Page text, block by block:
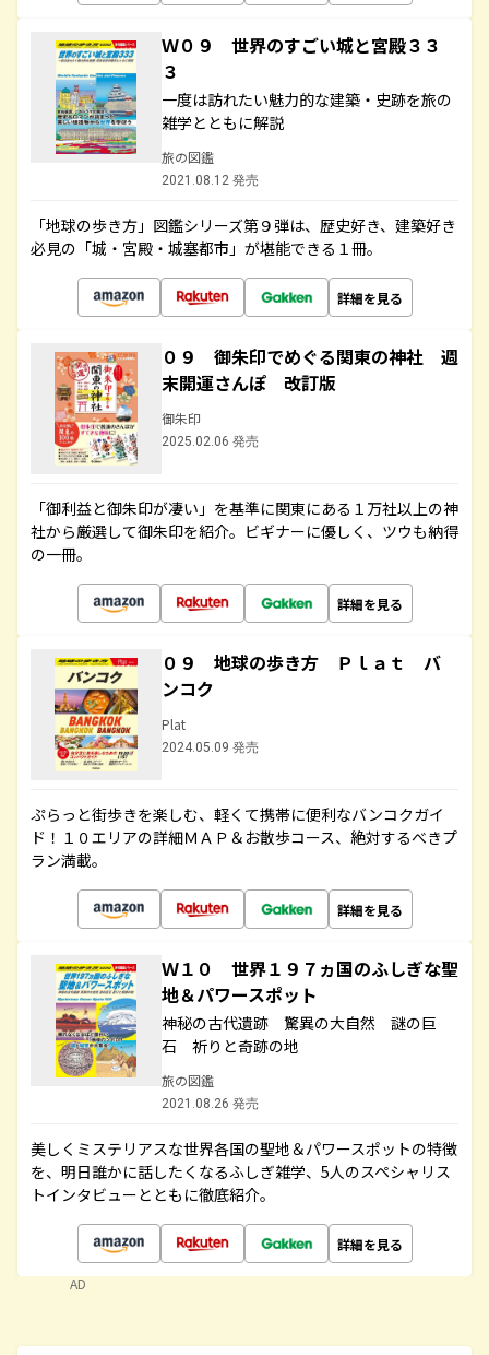
Ｗ０９ 世界のすごい城と宮殿３３
３
一度は訪れたい魅力的な建築・史跡を旅の
雑学とともに解説
旅の図鑑
2021.08.12 発売
「地球の歩き方」図鑑シリーズ第９弾は、歴史好き、建築好き
必見の「城・宮殿・城塞都市」が堪能できる１冊。
詳細を見る
０９ 御朱印でめぐる関東の神社 週
末開運さんぽ 改訂版
御朱印
2025.02.06 発売
「御利益と御朱印が凄い」を基準に関東にある１万社以上の神
社から厳選して御朱印を紹介。ビギナーに優しく、ツウも納得
の一冊。
詳細を見る
０９ 地球の歩き方 Ｐｌａｔ バ
ンコク
Plat
2024.05.09 発売
ぷらっと街歩きを楽しむ、軽くて携帯に便利なバンコクガイ
ド！１０エリアの詳細ＭＡＰ＆お散歩コース、絶対するべきプ
ラン満載。
詳細を見る
Ｗ１０ 世界１９７ヵ国のふしぎな聖
地＆パワースポット
神秘の古代遺跡 驚異の大自然 謎の巨
石 祈りと奇跡の地
旅の図鑑
2021.08.26 発売
美しくミステリアスな世界各国の聖地＆パワースポットの特徴
を、明日誰かに話したくなるふしぎ雑学、5人のスペシャリス
トインタビューとともに徹底紹介。
詳細を見る
AD